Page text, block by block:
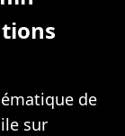
de
sur